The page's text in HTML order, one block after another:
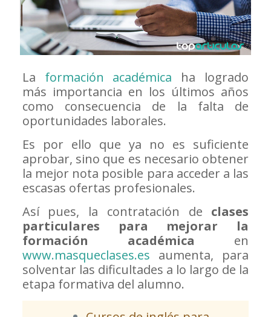
La formación académica ha logrado
más importancia en los últimos años
como consecuencia de la falta de
oportunidades laborales.
Es por ello que ya no es suficiente
aprobar, sino que es necesario obtener
la mejor nota posible para acceder a las
escasas ofertas profesionales.
Así pues, la contratación de clases
particulares para mejorar la
formación académica en
www.masqueclases.es aumenta, para
solventar las dificultades a lo largo de la
etapa formativa del alumno.